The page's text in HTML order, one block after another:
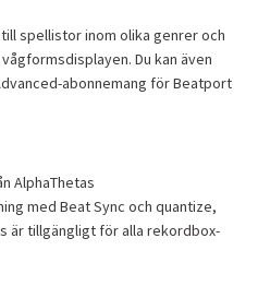
spellistor inom olika genrer och
Du kan även
abonnemang för Beatport
AlphaThetas
med Beat Sync och quantize,
är tillgängligt för alla rekordbox-